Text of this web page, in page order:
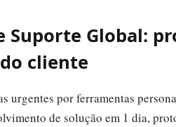
Suporte Global:
cliente
urgentes por ferramentas
de solução em 1 dia,